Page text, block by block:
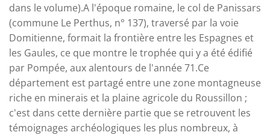
dans le volume).A l'époque romaine, le col de Panissars
(commune Le Perthus, n° 137), traversé par la voie
Domitienne, formait la frontière entre les Espagnes et
les Gaules, ce que montre le trophée qui y a été édifié
par Pompée, aux alentours de l'année 71.Ce
département est partagé entre une zone montagneuse
riche en minerais et la plaine agricole du Roussillon ;
c'est dans cette dernière partie que se retrouvent les
témoignages archéologiques les plus nombreux, à